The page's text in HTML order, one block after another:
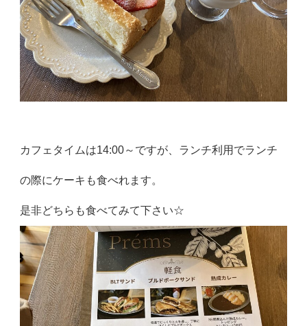
カフェタイムは14:00～ですが、ランチ利用でランチ
の際にケーキも食べれます。
是非どちらも食べてみて下さい☆